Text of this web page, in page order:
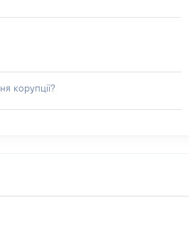
корупції?